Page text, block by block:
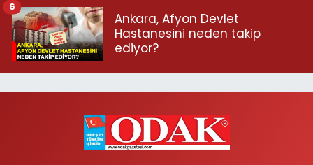
Ankara, Afyon Devlet
Hastanesini neden takip
ediyor?
6